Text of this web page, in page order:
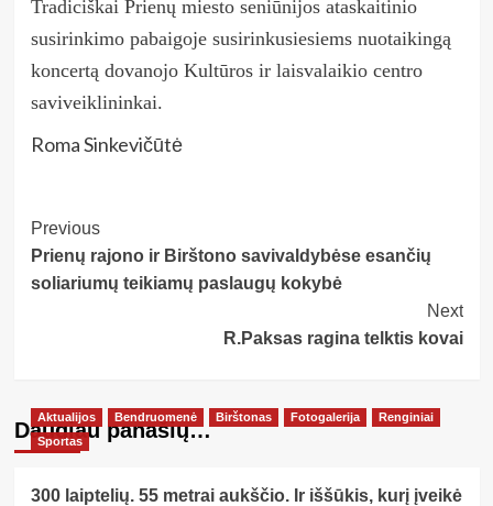
Tradiciškai Prienų miesto seniūnijos ataskaitinio
susirinkimo pabaigoje susirinkusiesiems nuotaikingą
koncertą dovanojo Kultūros ir laisvalaikio centro
saviveiklininkai.
Roma Sinkevičūtė
Post
Navigation
Previous
Prienų rajono ir Birštono savivaldybėse esančių
soliariumų teikiamų paslaugų kokybė
Next
R.Paksas ragina telktis kovai
Daugiau panašių…
Aktualijos Bendruomenė Birštonas Fotogalerija
Renginiai
Sportas
300 laiptelių. 55 metrai aukščio. Ir iššūkis, kurį įveikė